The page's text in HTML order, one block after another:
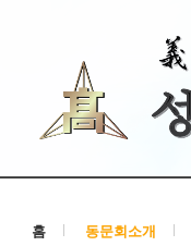
홈 동문회소개